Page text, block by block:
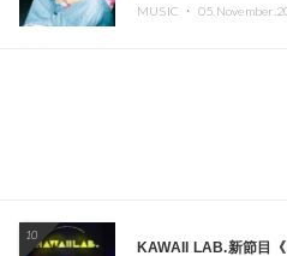
MUSIC ・
10
KAWAII LAB.新節目